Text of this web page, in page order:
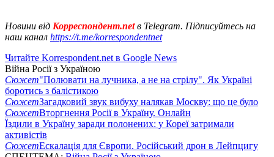
Новини від Корреспондент.netв Telegram. Підписуйтесь на
наш канал https://t.me/korrespondentnet
Читайте Korrespondent.net в Google News
Війна Росії з Україною
Сюжет"Полювати на лучника, а не на стрілу". Як Україні
боротись з балістикою
СюжетЗагадковий звук вибуху налякав Москву: що це було
СюжетВторгнення Росії в Україну. Онлайн
Їздили в Україну заради полонених: у Кореї затримали
активістів
СюжетЕскалація для Європи. Російський дрон в Лейпцигу